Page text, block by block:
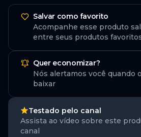
Salvar como favorito
Acompanhe esse produto
entre seus produtos
Quer economizar?
Nós alertamos você quando
baixar
Testado pelo canal
Assista ao vídeo sobre este
canal